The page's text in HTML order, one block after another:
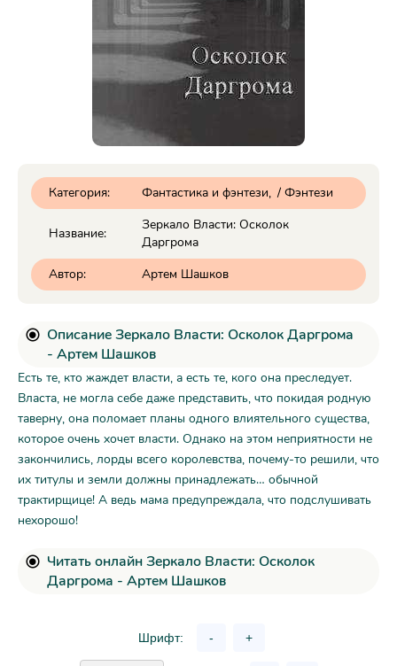
Категория: Фантастика и фэнтези / Фэнтези
Название:
Зеркало Власти: Осколок
Даргрома
Автор:
Артем Шашков
Описание Зеркало Власти: Осколок Даргрома
- Артем Шашков
Есть те, кто жаждет власти, а есть те, кого она преследует.
Власта, не могла себе даже представить, что покидая родную
таверну, она поломает планы одного влиятельного существа,
которое очень хочет власти. Однако на этом неприятности не
закончились, лорды всего королевства, почему-то решили, что
их титулы и земли должны принадлежать… обычной
трактирщице! А ведь мама предупреждала, что подслушивать
нехорошо!
Читать онлайн Зеркало Власти: Осколок
Даргрома - Артем Шашков
Шрифт: - +